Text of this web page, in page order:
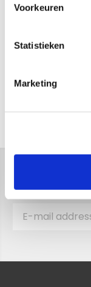
Voorkeuren
Statistieken
Marketing